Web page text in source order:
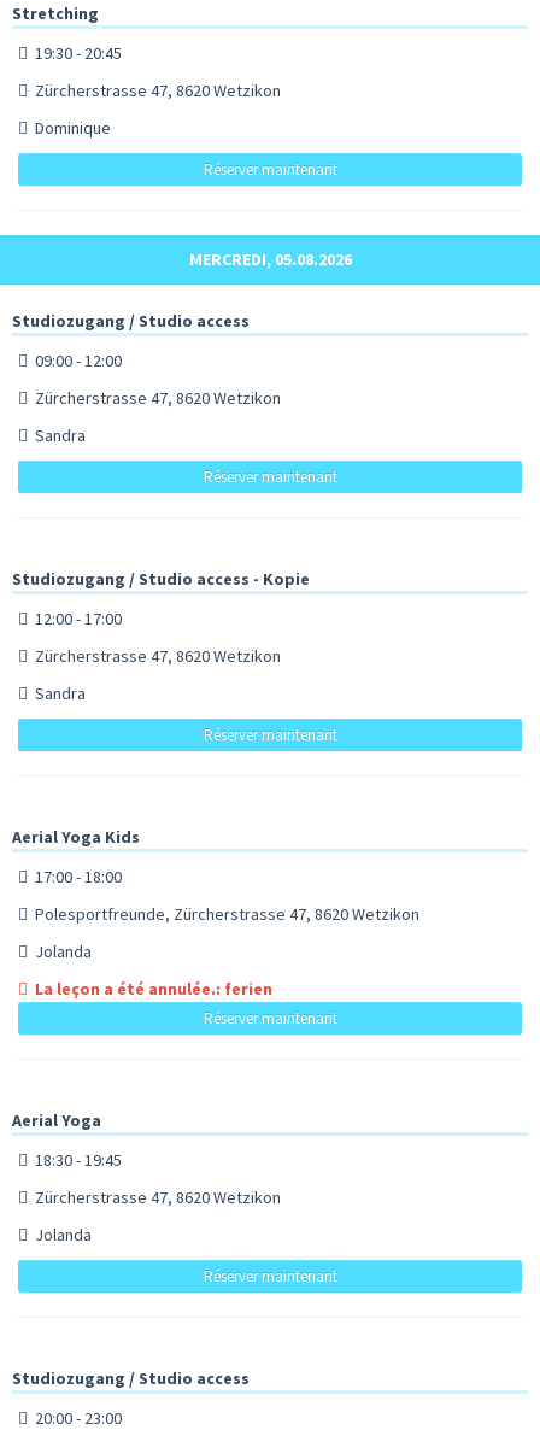
Stretching
19:30 - 20:45
Zürcherstrasse 47, 8620 Wetzikon
Dominique
Réserver maintenant
MERCREDI, 05.08.2026
Studiozugang / Studio access
09:00 - 12:00
Zürcherstrasse 47, 8620 Wetzikon
Sandra
Réserver maintenant
Studiozugang / Studio access - Kopie
12:00 - 17:00
Zürcherstrasse 47, 8620 Wetzikon
Sandra
Réserver maintenant
Aerial Yoga Kids
17:00 - 18:00
Polesportfreunde, Zürcherstrasse 47, 8620 Wetzikon
Jolanda
La leçon a été annulée.: ferien
Réserver maintenant
Aerial Yoga
18:30 - 19:45
Zürcherstrasse 47, 8620 Wetzikon
Jolanda
Réserver maintenant
Studiozugang / Studio access
20:00 - 23:00